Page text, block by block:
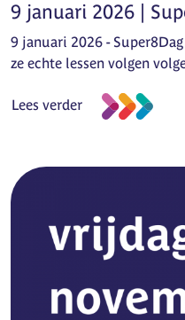
9 januari 2026 |
9 januari 2026 -
ze echte lessen volgen
Lees verder